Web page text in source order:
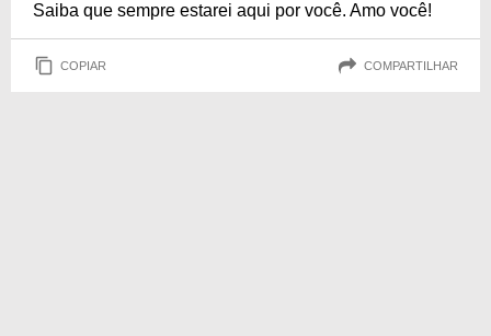
Saiba que sempre estarei aqui por você. Amo você!
COPIAR COMPARTILHAR